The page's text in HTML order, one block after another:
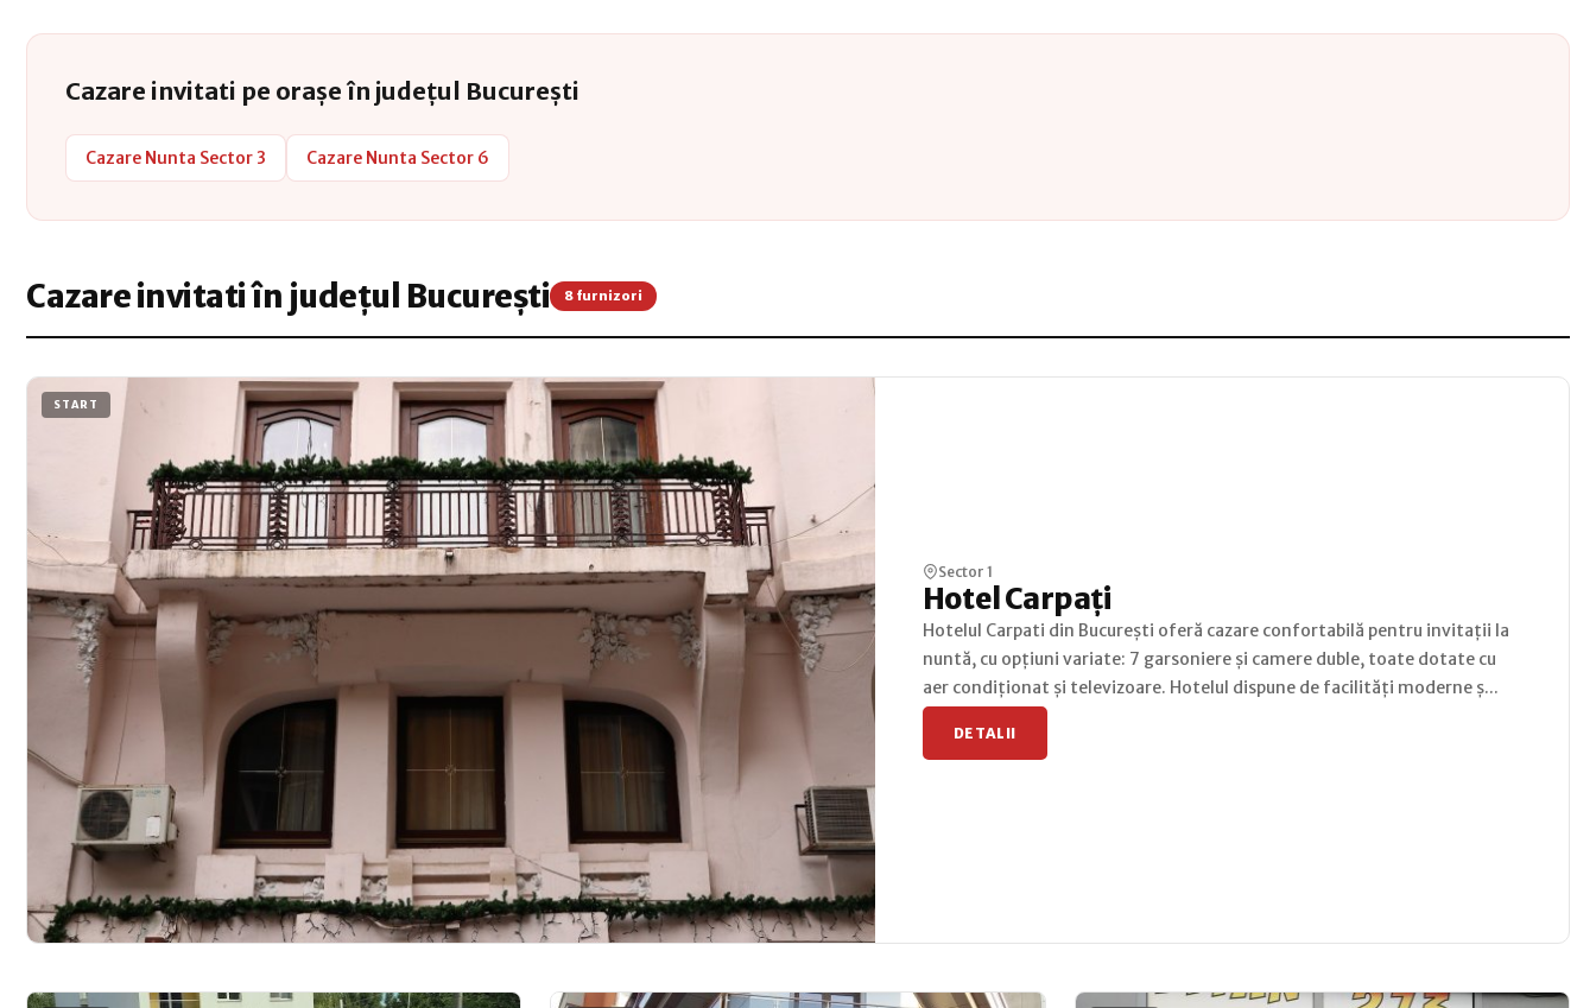
Cazare invitati pe orașe în județul București
Cazare Nunta Sector 3 Cazare Nunta Sector 6
Cazare invitati în județul București 8 furnizori
START
Sector 1
Hotel Carpați
Hotelul Carpati din București oferă cazare confortabilă pentru invitații la
nuntă, cu opțiuni variate: 7 garsoniere și camere duble, toate dotate cu
aer condiționat și televizoare. Hotelul dispune de facilități moderne ș...
DETALII